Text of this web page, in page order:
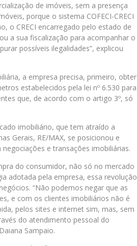
de imóveis, sem a presença
porque o sistema COFECI-CRECI
o CRECI encarregado pelo estado de
a sua fiscalização para acompanhar o
possíveis ilegalidades”, explicou
a empresa precisa, primeiro, obter
estabelecidos pela lei nº 6.530 para
que, de acordo com o artigo 3º, só
imobiliário, que tem atraído a
Gerais, RE/MAX, se posicionou e
e transações imobiliárias.
do consumidor, não só no mercado
adotada pela empresa, essa revolução
“Não podemos negar que as
e com os clientes imobiliários não é
pelos sites e internet sim, mas, sem
do atendimento pessoal do
Sampaio.